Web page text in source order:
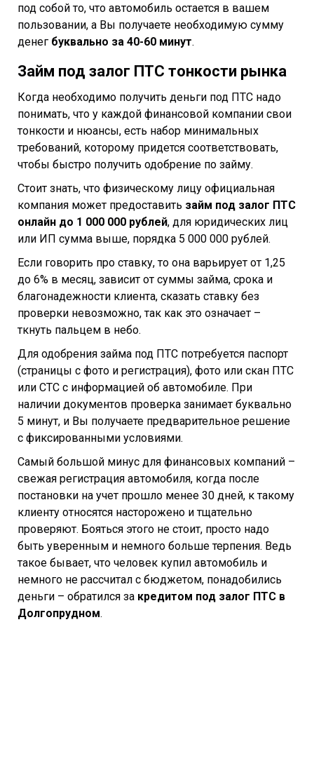
под собой то, что автомобиль остается в вашем
пользовании, а Вы получаете необходимую сумму
денег буквально за 40-60 минут.
Займ под залог ПТС тонкости рынка
Когда необходимо получить деньги под ПТС надо
понимать, что у каждой финансовой компании свои
тонкости и нюансы, есть набор минимальных
требований, которому придется соответствовать,
чтобы быстро получить одобрение по займу.
Стоит знать, что физическому лицу официальная
компания может предоставить займ под залог ПТС
онлайн до 1 000 000 рублей, для юридических лиц
или ИП сумма выше, порядка 5 000 000 рублей.
Если говорить про ставку, то она варьирует от 1,25
до 6% в месяц, зависит от суммы займа, срока и
благонадежности клиента, сказать ставку без
проверки невозможно, так как это означает –
ткнуть пальцем в небо.
Для одобрения займа под ПТС потребуется паспорт
(страницы с фото и регистрация), фото или скан ПТС
или СТС с информацией об автомобиле. При
наличии документов проверка занимает буквально
5 минут, и Вы получаете предварительное решение
с фиксированными условиями.
Самый большой минус для финансовых компаний –
свежая регистрация автомобиля, когда после
постановки на учет прошло менее 30 дней, к такому
клиенту относятся насторожено и тщательно
проверяют. Бояться этого не стоит, просто надо
быть уверенным и немного больше терпения. Ведь
такое бывает, что человек купил автомобиль и
немного не рассчитал с бюджетом, понадобились
деньги – обратился за кредитом под залог ПТС в
Долгопрудном.